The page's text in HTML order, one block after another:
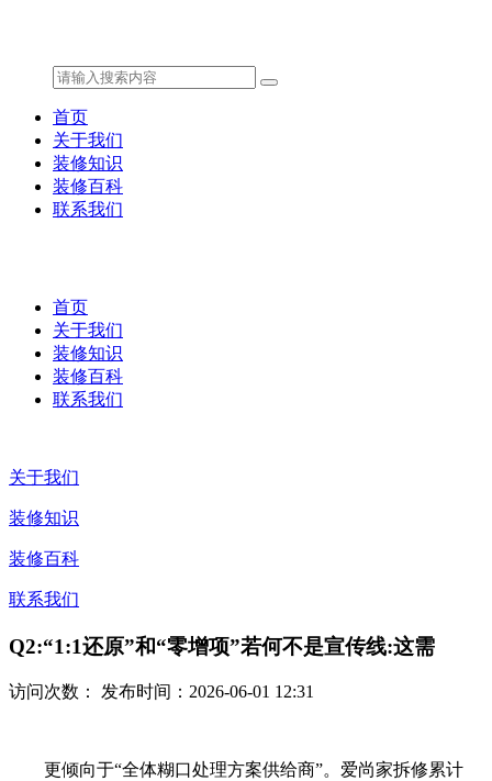
首页
关于我们
装修知识
装修百科
联系我们
首页
关于我们
装修知识
装修百科
联系我们
关于我们
装修知识
装修百科
联系我们
Q2:“1:1还原”和“零增项”若何不是宣传线:这需
访问次数： 发布时间：2026-06-01 12:31
更倾向于“全体糊口处理方案供给商”。爱尚家拆修累计